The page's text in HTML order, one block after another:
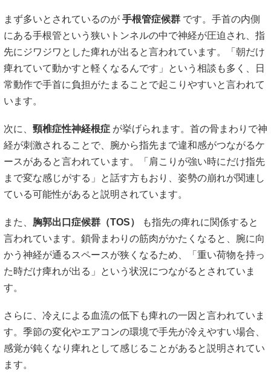
まず多いとされているのが 手根管症候群 です。手首の内側
にある手根管という狭いトンネルの中で神経が圧迫され、指
先にジワジワとした痺れが出ると言われています。「朝だけ
痺れていて動かすと軽くなるんです」という相談も多く、日
常動作で手首に負担がたまることで起こりやすいと言われて
います。
次に、 頸椎症性神経根症 が挙げられます。首の骨まわりで神
経が刺激されることで、腕から指先まで違和感がつながるケ
ースがあると言われています。「肩こりが強い時にだけ指先
まで変な感じがする」と話す方もおり、姿勢の崩れが関連し
ている可能性があると説明されています。
また、 胸郭出口症候群（TOS）
も指先の痺れに関係すると
言われています。鎖骨まわりの筋肉がかたくなると、腕に向
かう神経が通るスペースが狭くなるため、「重い荷物を持っ
た時だけ痺れが出る」という状況につながるとされていま
す。
さらに、冷えによる血流の低下も痺れの一因と言われていま
す。季節の変化やエアコンの環境で手先が冷えやすい場合、
感覚が鈍くなり痺れとして感じることがあると説明されてい
ます。